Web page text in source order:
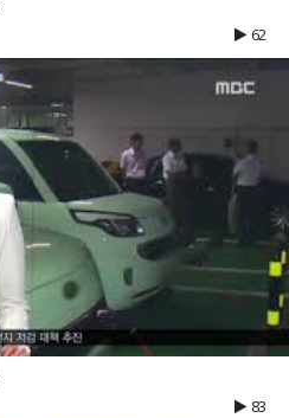
62
83